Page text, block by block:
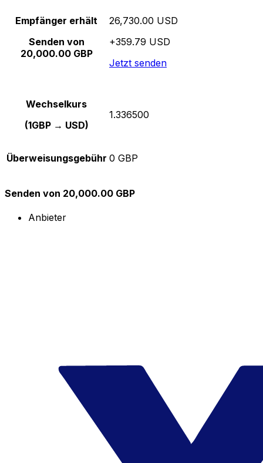
Empfänger erhält
Senden von
20,000.00 GBP
26,730.00 USD
+359.79 USD
Jetzt senden
Wechselkurs
(1GBP → USD)
1.336500
Überweisungsgebühr 0 GBP
Senden von 20,000.00 GBP
Anbieter